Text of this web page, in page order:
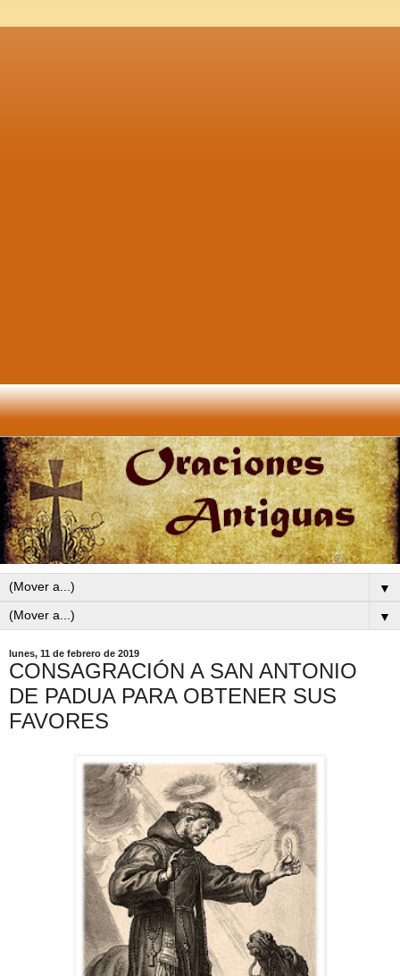
▼
▼
lunes, 11 de febrero de 2019
CONSAGRACIÓN A SAN ANTONIO
DE PADUA PARA OBTENER SUS
FAVORES